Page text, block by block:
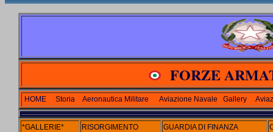
FORZE
HOME Storia Aeronautica Militare Aviazione Navale Gallery
*GALLERIE* RISORGIMENTO GUARDIA DI FINANZA